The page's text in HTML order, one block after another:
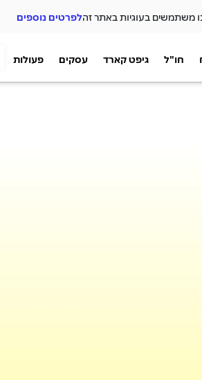
משתמשים בעוגיות באתר זהלפרטים נוספים
חו"ל גיפט קארד עסקים פעולות